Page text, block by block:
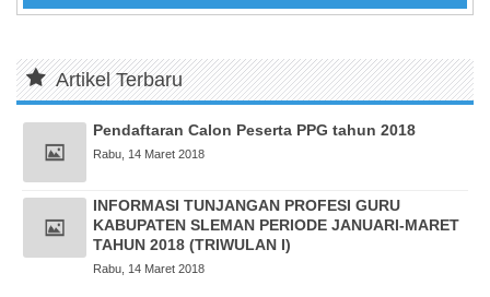
Artikel Terbaru
Pendaftaran Calon Peserta PPG tahun 2018
Rabu, 14 Maret 2018
INFORMASI TUNJANGAN PROFESI GURU
KABUPATEN SLEMAN PERIODE JANUARI-MARET
TAHUN 2018 (TRIWULAN I)
Rabu, 14 Maret 2018